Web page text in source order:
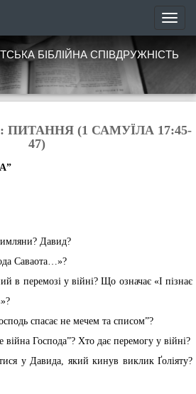
БІБЛІЙНА СПІВДРУЖНІСТЬ
ПИТАННЯ (1 САМУЇЛА 17:45-
47)
Давид?
Саваота…»?
в перемозі у війні? Що означає «І пізнає
спасає не мечем та списом”?
Господа”? Хто дає перемогу у війні?
у Давида, який кинув виклик Ґоліяту?